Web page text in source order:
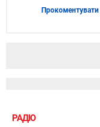
Прокоментувати
РАДІО